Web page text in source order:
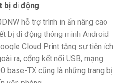
bị di động
hỗ trợ trình in ấn nâng cao
bị di động thông minh Android
Cloud Print tăng sự tiện ích
ra, cổng kết nối USB, mạng
base-TX cũng là những trang bị